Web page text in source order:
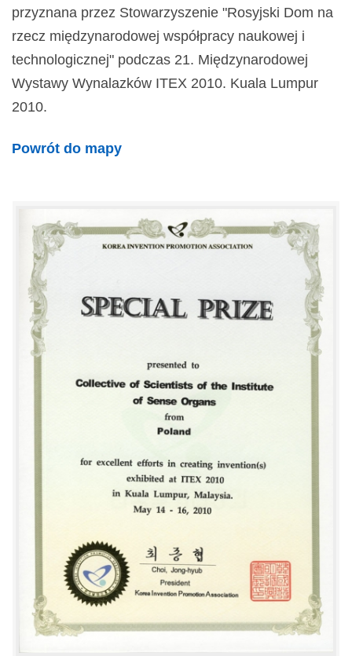
przyznana przez Stowarzyszenie "Rosyjski Dom na
rzecz międzynarodowej współpracy naukowej i
technologicznej" podczas 21. Międzynarodowej
Wystawy Wynalazków ITEX 2010. Kuala Lumpur
2010.
Powrót do mapy